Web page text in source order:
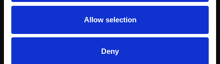
Allow selection
Deny